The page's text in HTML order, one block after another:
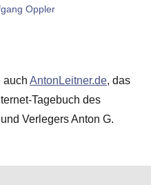
Oppler
auch AntonLeitner.de, das
Tagebuch des
Verlegers Anton G.